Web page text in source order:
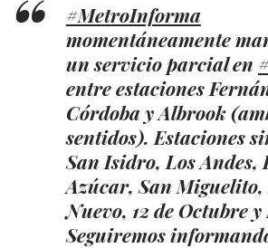
#MetroInforma
momentáneamente
un servicio parcial en
entre estaciones
Córdoba y Albrook
sentidos). Estaciones
San Isidro, Los Andes,
Azúcar, San Miguelito,
Nuevo, 12 de Octubre
Seguiremos